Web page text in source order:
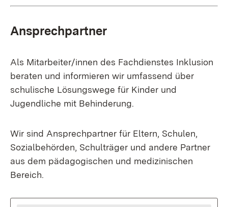
Ansprechpartner
Als Mitarbeiter/innen des Fachdienstes Inklusion
beraten und informieren wir umfassend über
schulische Lösungswege für Kinder und
Jugendliche mit Behinderung.
Wir sind Ansprechpartner für Eltern, Schulen,
Sozialbehörden, Schulträger und andere Partner
aus dem pädagogischen und medizinischen
Bereich.